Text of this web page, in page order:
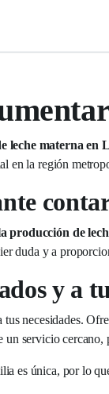
leche materna en
en la región
producción de
duda y a
y a
tus necesidades.
servicio
es única, por lo